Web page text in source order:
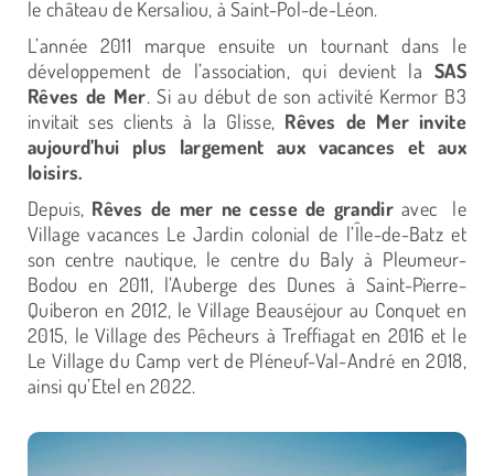
le château de Kersaliou, à Saint-Pol-de-Léon.
L’année 2011 marque ensuite un tournant dans le
développement de l’association, qui devient laSAS
Rêves de Mer. Si au début de son activité Kermor B3
invitait ses clients à la Glisse, Rêves de Mer invite
aujourd’hui plus largement aux vacances et aux
loisirs.
Depuis, Rêves de mer ne cesse de grandiravec le
Village vacances Le Jardin colonial de l’Île-de-Batz et
son centre nautique, le centre du Baly à Pleumeur-
Bodou en 2011, l’Auberge des Dunes à Saint-Pierre-
Quiberon en 2012, le Village Beauséjour au Conquet en
2015, le Village des Pêcheurs à Treffiagat en 2016 et le
Le Village du Camp vert de Pléneuf-Val-André en 2018,
ainsi qu’Etel en 2022.